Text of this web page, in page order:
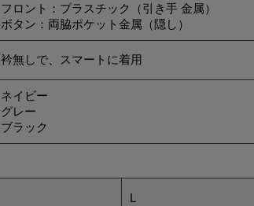
フロント：プラスチック（引き手 金属）
ボタン：両脇ポケット金属（隠し）
衿無しで、スマートに着用
ネイビー
グレー
ブラック
L